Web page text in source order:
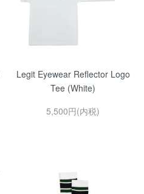
Legit Eyewear Reflector Logo
Tee (White)
5,500円(内税)